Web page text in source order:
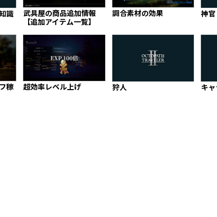
識
武具屋の商品追加情報
【追加アイテム一覧】
調合素材の効果 神官
稼 超効率レベル上げ 狩人 キ